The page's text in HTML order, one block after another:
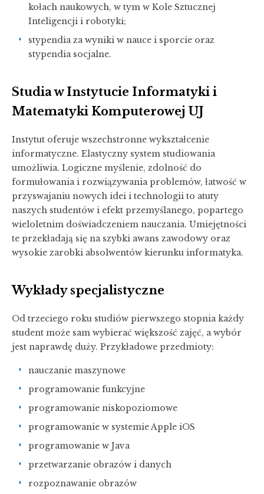
kołach naukowych, w tym w Kole Sztucznej
Inteligencji i robotyki;
stypendia za wyniki w nauce i sporcie oraz
stypendia socjalne.
Studia w Instytucie Informatyki i
Matematyki Komputerowej UJ
Instytut oferuje wszechstronne wykształcenie
informatyczne. Elastyczny system studiowania
umożliwia. Logiczne myślenie, zdolność do
formułowania i rozwiązywania problemów, łatwość w
przyswajaniu nowych idei i technologii to atuty
naszych studentów i efekt przemyślanego, popartego
wieloletnim doświadczeniem nauczania. Umiejętności
te przekładają się na szybki awans zawodowy oraz
wysokie zarobki absolwentów kierunku informatyka.
Wykłady specjalistyczne
Od trzeciego roku studiów pierwszego stopnia każdy
student może sam wybierać większość zajęć, a wybór
jest naprawdę duży. Przykładowe przedmioty:
nauczanie maszynowe
programowanie funkcyjne
programowanie niskopoziomowe
programowanie w systemie Apple iOS
programowanie w Java
przetwarzanie obrazów i danych
rozpoznawanie obrazów